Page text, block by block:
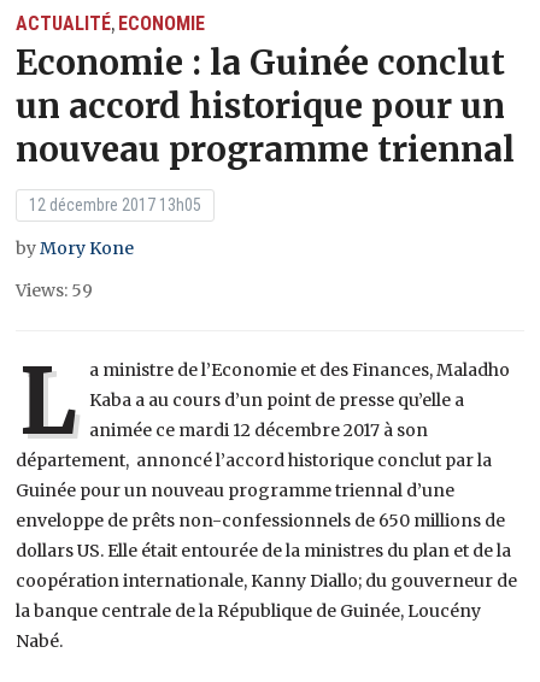
ACTUALITÉ, ECONOMIE
Economie : la Guinée conclut
un accord historique pour un
nouveau programme triennal
12 décembre 2017 13h05
byMory Kone
Views: 59
L a ministre de l’Economie et des Finances, Maladho
Kaba a au cours d’un point de presse qu’elle a
animée ce mardi 12 décembre 2017 à son
département, annoncé l’accord historique conclut par la
Guinée pour un nouveau programme triennal d’une
enveloppe de prêts non-confessionnels de 650 millions de
dollars US. Elle était entourée de la ministres du plan et de la
coopération internationale, Kanny Diallo; du gouverneur de
la banque centrale de la République de Guinée, Loucény
Nabé.